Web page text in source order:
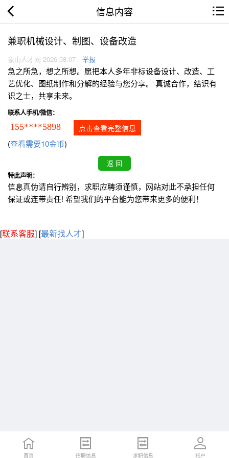
信息内容
兼职机械设计、制图、设备改造
象山人才网 2026.08.07 举报
急之所急，想之所想。愿把本人多年非标设备设计、改造、工
艺优化、图纸制作和分解的经验与您分享。 真诚合作，结识有
识之士，共享未来。
联系人手机/微信：
155****5898 点击查看完整信息
(查看需要10金币)
特此声明：
信息真伪请自行辨别，求职应聘须谨慎，网站对此不承担任何
保证或连带责任! 希望我们的平台能为您带来更多的便利！
[联系客服] [最新找人才]
首页 招聘信息 求职信息 账户